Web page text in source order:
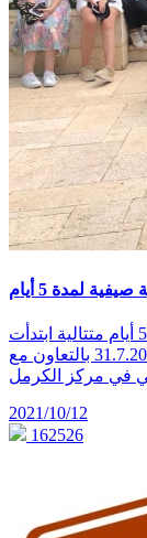
نظم مركز مساواة ورشات شبابية صيفية لمدة 5 أيام متتالية ابتدأت
من يوم الثلاثاء 27.7.2021 حتى يوم السبت 31.7.2021 بالتعاون مع
2021/10/12
162526